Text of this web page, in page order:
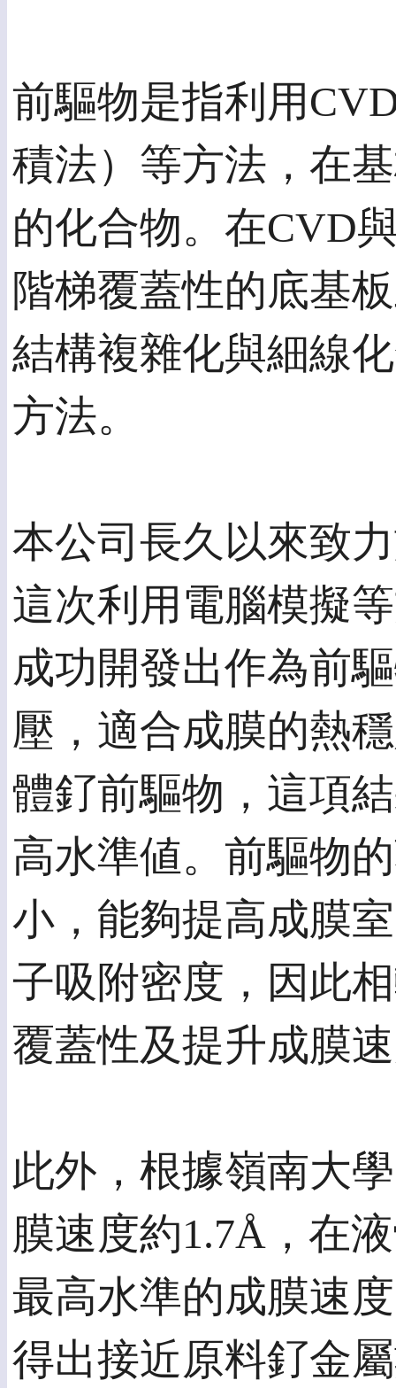
前驅物是指利用
積法）等方法，在
的化合物。在CVD
階梯覆蓋性的底基
結構複雜化與細線
方法。
本公司長久以來致
這次利用電腦模擬
成功開發出作為前
壓，適合成膜的熱
體釕前驅物，這項
高水準値。前驅物
小，能夠提高成膜
子吸附密度，因此
覆蓋性及提升成膜
此外，根據嶺南大
膜速度約1.7Å，在
最高水準的成膜速
得出接近原料釕金